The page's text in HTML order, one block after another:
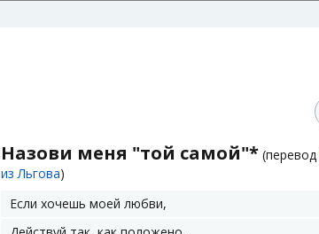
Назови меня "той самой"*(перевод
из Льгова)
Если хочешь моей любви,